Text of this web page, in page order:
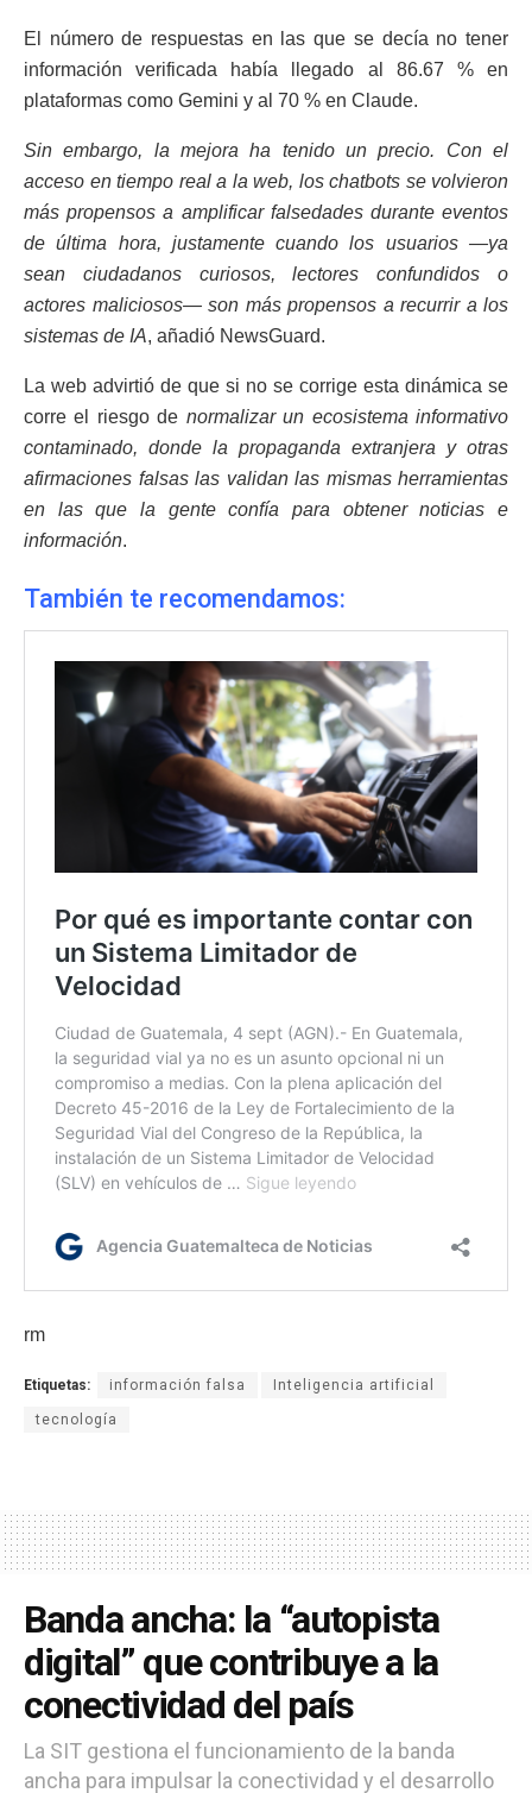
El número de respuestas en las que se decía no tener
información verificada había llegado al 86.67 % en
plataformas como Gemini y al 70 % en Claude.
Sin embargo, la mejora ha tenido un precio. Con el
acceso en tiempo real a la web, los chatbots se volvieron
más propensos a amplificar falsedades durante eventos
de última hora, justamente cuando los usuarios —ya
sean ciudadanos curiosos, lectores confundidos o
actores maliciosos— son más propensos a recurrir a los
sistemas de IA, añadió NewsGuard.
La web advirtió de que si no se corrige esta dinámica se
corre el riesgo de normalizar un ecosistema informativo
contaminado, donde la propaganda extranjera y otras
afirmaciones falsas las validan las mismas herramientas
en las que la gente confía para obtener noticias e
información.
También te recomendamos:
rm
Etiquetas: información falsa Inteligencia artificial
tecnología
Banda ancha: la “autopista
digital” que contribuye a la
conectividad del país
La SIT gestiona el funcionamiento de la banda
ancha para impulsar la conectividad y el desarrollo